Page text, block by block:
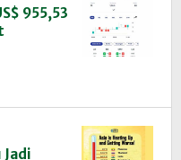
955,53
InfoSAWIT